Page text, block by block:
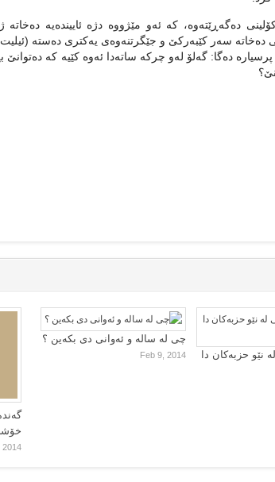
ده‌گه‌ڕێته‌وه،‌‌ که‌ ئه‌و مێژووه‌ دژه‌ ئایینده‌یه‌
ده‌خاته‌ سه‌ر کێبه‌رکێ و جێگرتنه‌وه‌ی یه‌کتری ده‌سته‌
ده‌گا: گه‌لۆ له‌و چرکه‌ ساته‌دا ئه‌وه‌ کێیه‌ که‌ ده‌توانێ
2014
چی لە سالە و ئەوانی دی بكەین ؟
Feb 9, 2014
نێو حزبەکان دا